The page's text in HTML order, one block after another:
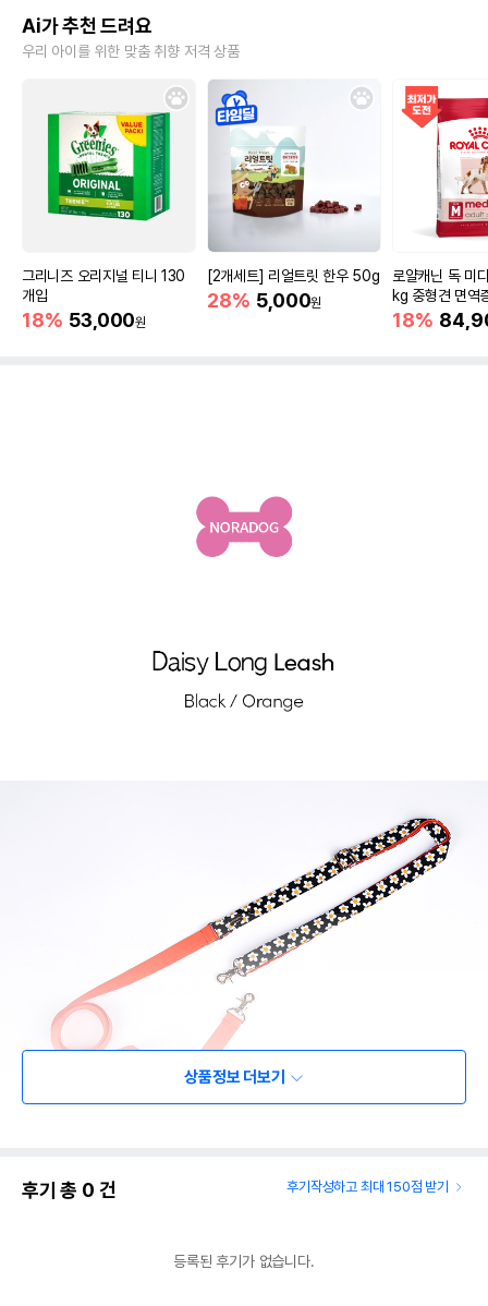
Ai가 추천 드려요
우리 아이를 위한 맞춤 취향 저격 상품
그리니즈 오리지널 티니 130
개입
18% 53,000원
[2개세트] 리얼트릿 한우 50g
28% 5,000원
로얄캐닌 독 미
kg 중형견 면역
18%
상품정보 더보기
후기 총 0 건 후기작성하고 최대 150점 받기
등록된 후기가 없습니다.